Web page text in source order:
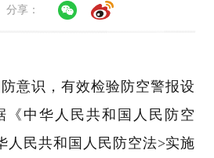
分享：
意识，有效检验防空警报设
《中华人民共和国人民防空
人民共和国人民防空法>实施